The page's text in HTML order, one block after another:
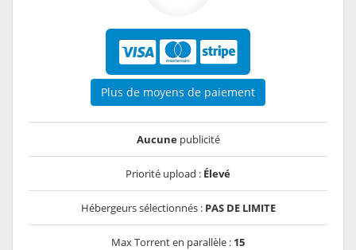
Plus de moyens de paiement
Aucunepublicité
Priorité upload : Élevé
Hébergeurs sélectionnés : PAS DE LIMITE
Max Torrent en parallèle : 15